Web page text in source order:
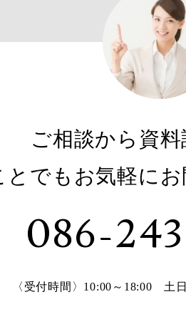
ご相談から資料
とでもお気軽に
086-
〈受付時間〉10:00～18:00 土